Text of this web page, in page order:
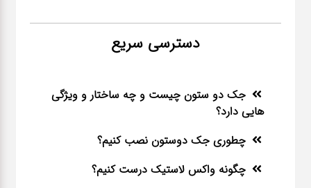
دسترسی سریع
جک دو ستون چیست و چه ساختار و ویژگی
هایی دارد؟
چطوری جک دوستون نصب کنیم؟
چگونه واکس لاستیک درست کنیم؟